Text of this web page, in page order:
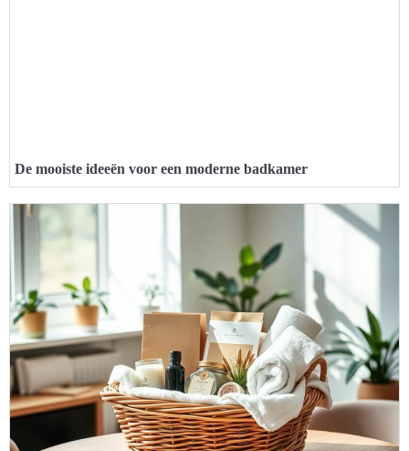
De mooiste ideeën voor een moderne badkamer